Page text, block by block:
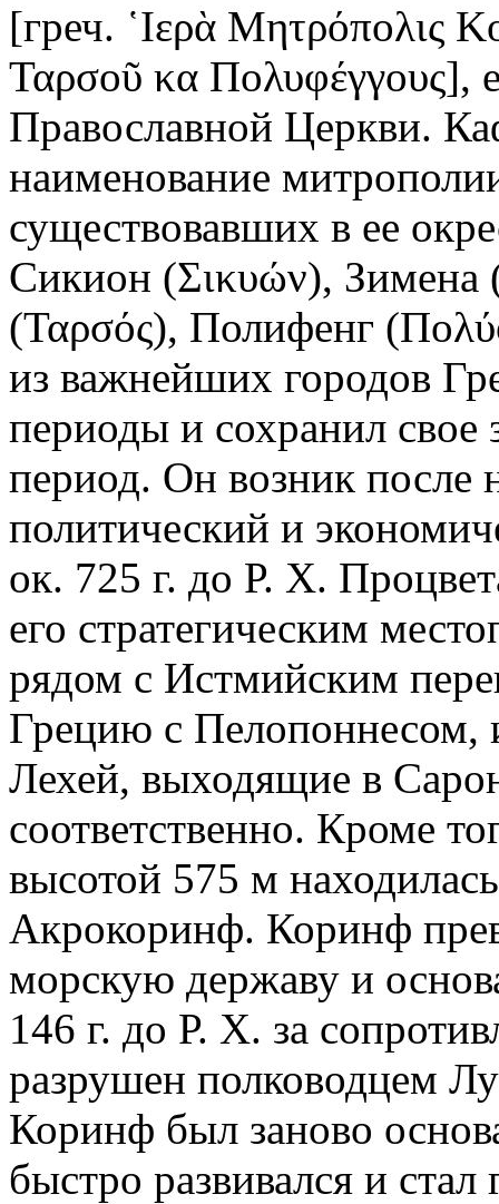
[греч. ῾Ιερὰ Μητρόπολις
Ταρσοῦ κα Πολυφέγγους],
Православной Церкви.
наименование
существовавших в ее
Сикион (Σικυών), Зимена
(Ταρσός), Полифенг
из важнейших городов
периоды и сохранил свое
период. Он возник после
политический и
ок. 725 г. до Р. Х.
его стратегическим
рядом с Истмийским
Грецию с Пелопоннесом,
Лехей, выходящие в
соответственно. Кроме
высотой 575 м
Акрокоринф. Коринф
морскую державу и
146 г. до Р. Х. за
разрушен полководцем
Коринф был заново
быстро развивался и